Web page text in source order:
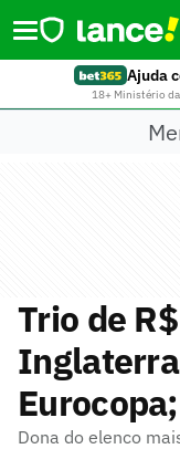
Ajuda
18+ Ministério
Trio de
Dona do elenco